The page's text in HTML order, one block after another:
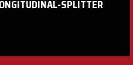
SPLITTER